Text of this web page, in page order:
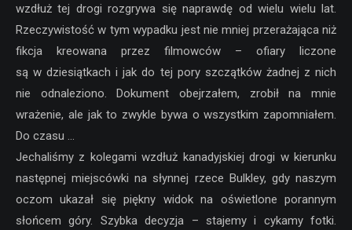
wzdłuż tej drogi rozgrywa się naprawdę od wielu wielu lat.
Rzeczywistość w tym wypadku jest nie mniej przerażająca niż
fikcja kreowana przez filmowców – ofiary liczone
są w dziesiątkach i jak do tej pory szczątków żadnej z nich
nie odnaleziono. Dokument obejrzałem, zrobił na mnie
wrażenie, ale jak to zwykle bywa o wszystkim zapomniałem.
Do czasu …
Jechaliśmy z kolegami wzdłuż kanadyjskiej drogi w kierunku
następnej miejscówki na słynnej rzece Bulkley, gdy naszym
oczom ukazał się piękny widok na oświetlone porannym
słońcem góry. Szybka decyzja – stajemy i cykamy fotki.